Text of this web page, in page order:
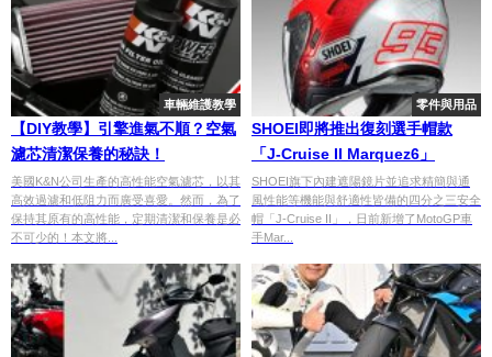
車輛維護教學
【DIY教學】引擎進氣不順？空氣
濾芯清潔保養的秘訣！
美國K&N公司生產的高性能空氣濾芯，以其
高效過濾和低阻力而廣受喜愛。然而，為了
保持其原有的高性能，定期清潔和保養是必
不可少的！本文將...
零件與用品
SHOEI即將推出復刻選手帽款
「J-Cruise II Marquez6」
SHOEI旗下內建遮陽鏡片並追求精簡與通
風性能等機能與舒適性皆備的四分之三安全
帽「J-Cruise II」，日前新增了MotoGP車
手Mar...